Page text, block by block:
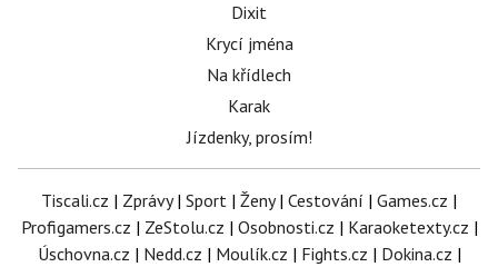
Dixit
Krycí jména
Na křídlech
Karak
Jízdenky, prosím!
Tiscali.cz | Zprávy| Sport | Ženy| Cestování | Games.cz |
Profigamers.cz | ZeStolu.cz | Osobnosti.cz | Karaoketexty.cz |
Úschovna.cz | Nedd.cz | Moulík.cz | Fights.cz | Dokina.cz |